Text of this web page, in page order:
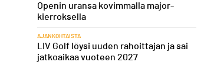
Openin uransa kovimmalla major-
kierroksella
AJANKOHTAISTA
LIV Golf löysi uuden rahoittajan ja sai
jatkoaikaa vuoteen 2027